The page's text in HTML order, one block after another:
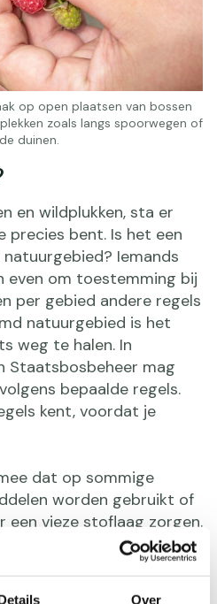
Over
en wildplukken, sta er
precies bent. Is het een
Iemands
even om toestemming bij
per gebied andere regels
natuurgebied is het
weg te halen. In
Staatsbosbeheer mag
bepaalde regels.
kent, voordat je
dat op sommige
worden gebruikt of
een vieze stoflaag zorgen.
of plant laag aan de
dat er vossen of honden
op open plaatsen van bossen
zoals langs spoorwegen of
duinen.